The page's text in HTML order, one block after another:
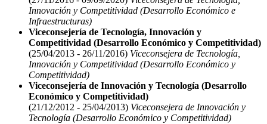
Innovación y Competitividad (Desarrollo Económico e
Infraestructuras)
Viceconsejería de Tecnología, Innovación y
Competitividad (Desarrollo Económico y Competitividad)
(25/04/2013 - 26/11/2016) Viceconsejera de Tecnología,
Innovación y Competitividad (Desarrollo Económico y
Competitividad)
Viceconsejería de Innovación y Tecnología (Desarrollo
Económico y Competitividad)
(21/12/2012 - 25/04/2013) Viceconsejera de Innovación y
Tecnología (Desarrollo Económico y Competitividad)